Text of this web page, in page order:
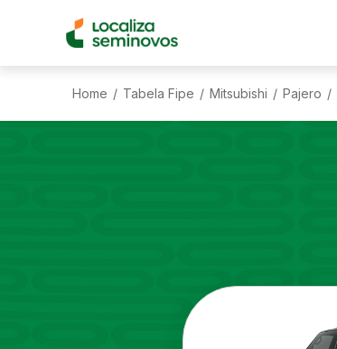
Home / Tabela Fipe / Mitsubishi / Pajero /